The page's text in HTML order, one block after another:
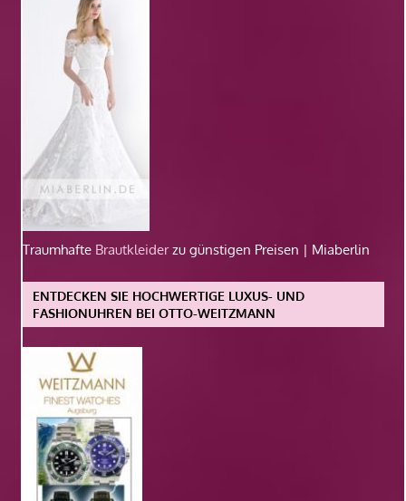
Traumhafte Brautkleiderzu günstigen Preisen | Miaberlin
ENTDECKEN SIE HOCHWERTIGE LUXUS- UND
FASHIONUHREN BEI OTTO-WEITZMANN